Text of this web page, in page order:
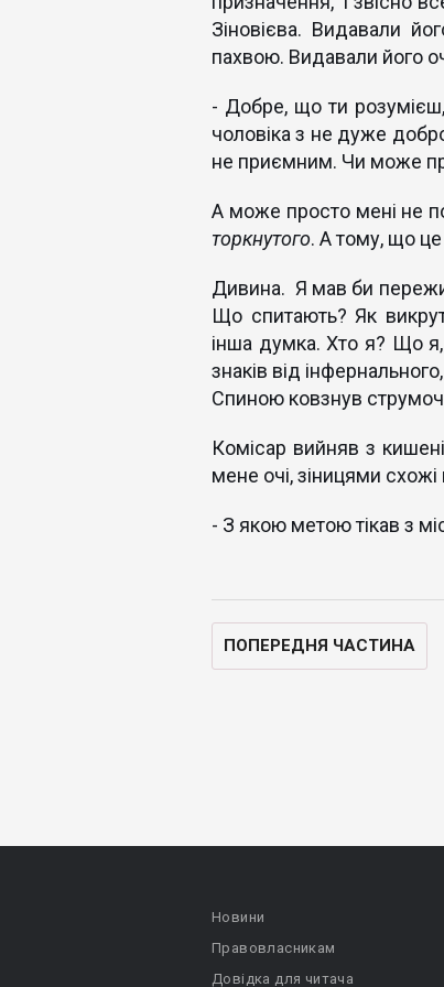
Зіновієва. Видавали
пахвою. Видавали його
- Добре, що ти
чоловіка з не дуже
не приємним. Чи може
А може просто мені не
торкнутого. А тому, що
Дивина. Я мав би
Що спитають? Як
інша думка. Хто я? Що
знаків від
Спиною ковзнув
Комісар вийняв з
мене очі, зіницями
- З якою метою тікав з
ПОПЕРЕДНЯ ЧАСТИНА
Новини
Правовласникам
Довідка для читача